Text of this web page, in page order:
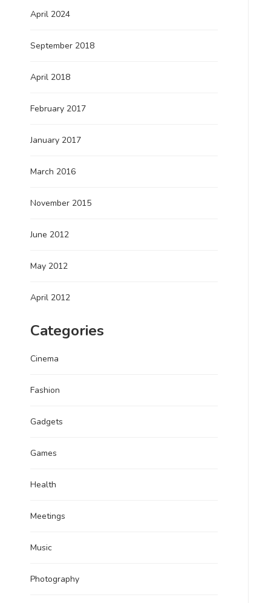
April 2024
September 2018
April 2018
February 2017
January 2017
March 2016
November 2015
June 2012
May 2012
April 2012
Categories
Cinema
Fashion
Gadgets
Games
Health
Meetings
Music
Photography